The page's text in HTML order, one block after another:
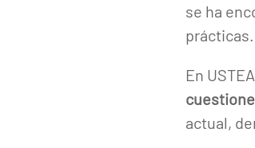
se ha
prácticas.
En
actual,